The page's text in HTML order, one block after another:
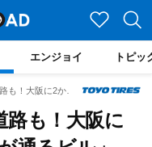
エンジョイ トピッ
路も！大阪に